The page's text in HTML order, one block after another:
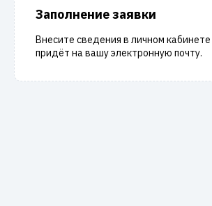
Заполнение заявки
Внесите сведения в личном
придёт на вашу электронную почту.